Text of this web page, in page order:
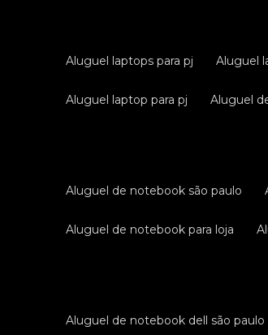
aluguel laptops para pj aluguel
aluguel laptop para pj aluguel
aluguel de notebook são paulo
aluguel de notebook para loja
aluguel de notebook dell são paulo